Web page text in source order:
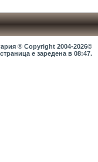
® Copyright 2004-2026©
е заредена в 08:47.